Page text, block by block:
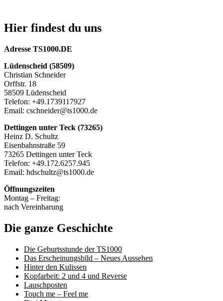
Hier findest du uns
Adresse TS1000.DE
Lüdenscheid (58509)
Christian Schneider
Orffstr. 18
58509 Lüdenscheid
Telefon: +49.1739117927
Email: cschneider@ts1000.de
Dettingen unter Teck (73265)
Heinz D. Schultz
Eisenbahnstraße 59
73265 Dettingen unter Teck
Telefon: +49.172.6257.945
Email: hdschultz@ts1000.de
Öffnungszeiten
Montag – Freitag:
nach Vereinbarung
Die ganze Geschichte
Die Geburtsstunde der TS1000
Das Erscheinungsbild – Neues Aussehen
Hinter den Kulissen
Kopfarbeit: 2 und 4 und Reverse
Lauschposten
Touch me – Feel me